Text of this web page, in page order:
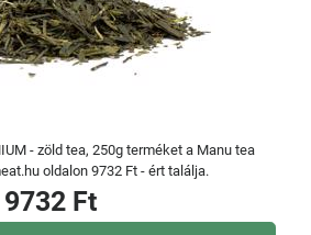
- zöld tea, 250g terméket a Manu tea
oldalon 9732 Ft - ért találja.
9732 Ft